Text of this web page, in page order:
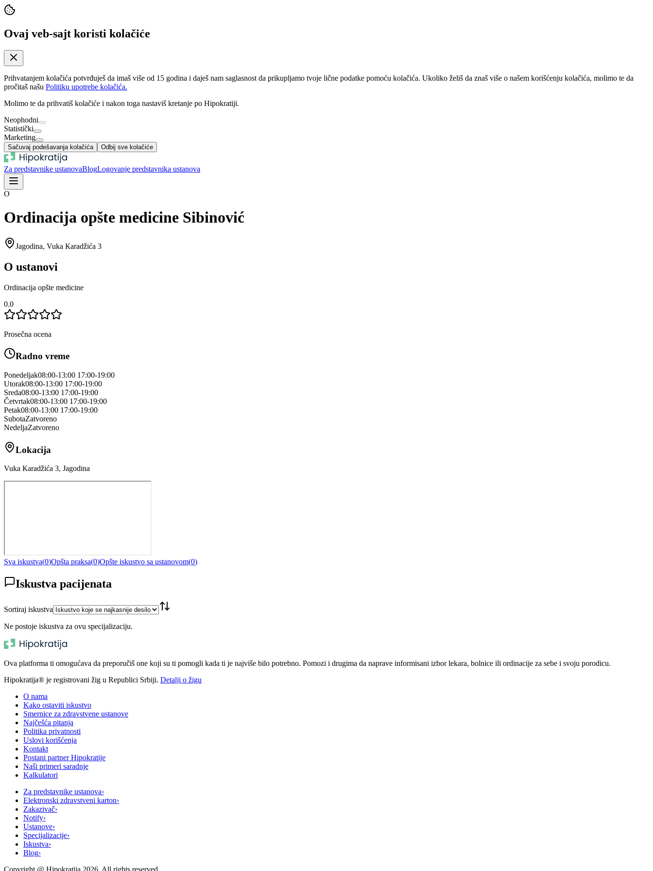
Ovaj veb-sajt koristi kolačiće
Prihvatanjem kolačića potvrđuješ da imaš više od 15 godina i daješ nam saglasnost da prikupljamo tvoje lične podatke pomoću kolačića. Ukoliko želiš da znaš više o našem korišćenju kolačića, molimo te da
pročitaš našu Politiku upotrebe kolačića.
Molimo te da prihvatiš kolačiće i nakon toga nastaviš kretanje po Hipokratiji.
Neophodni
Statistički
Marketing
Sačuvaj podešavanja kolačića Odbij sve kolačiće
Za predstavnike ustanovaBlogLogovanje predstavnika ustanova
O
Ordinacija opšte medicine Sibinović
Jagodina, Vuka Кaradžića 3
O ustanovi
Ordinacija opšte medicine
0.0
Prosečna ocena
Radno vreme
Ponedeljak08:00-13:00 17:00-19:00
Utorak08:00-13:00 17:00-19:00
Sreda08:00-13:00 17:00-19:00
Četvrtak08:00-13:00 17:00-19:00
Petak08:00-13:00 17:00-19:00
SubotaZatvoreno
NedeljaZatvoreno
Lokacija
Vuka Кaradžića 3, Jagodina
Sva iskustva(0)Opšta praksa(0)Opšte iskustvo sa ustanovom(0)
Iskustva pacijenata
Sortiraj iskustva
Ne postoje iskustva za ovu specijalizaciju.
Ova platforma ti omogućava da preporučiš one koji su ti pomogli kada ti je najviše bilo potrebno. Pomozi i drugima da naprave informisani izbor lekara, bolnice ili ordinacije za sebe i svoju porodicu.
Hipokratija® je registrovani žig u Republici Srbiji. Detalji o žigu
O nama
Kako ostaviti iskustvo
Smernice za zdravstvene ustanove
Najčešća pitanja
Politika privatnosti
Uslovi korišćenja
Kontakt
Postani partner Hipokratije
Naši primeri saradnje
Kalkulatori
Za predstavnike ustanova›
Elektronski zdravstveni karton›
Zakazivač›
Notify›
Ustanove›
Specijalizacije›
Iskustva›
Blog›